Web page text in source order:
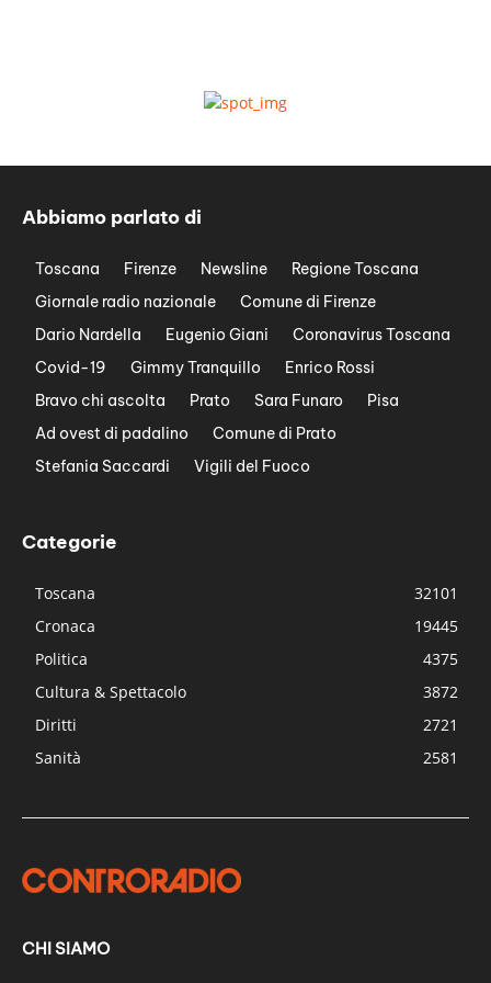
Abbiamo parlato di
Toscana Firenze Newsline
Regione Toscana
Giornale radio nazionale
Comune di Firenze
Dario Nardella
Eugenio Giani
Coronavirus Toscana
Covid-19
Gimmy Tranquillo
Enrico Rossi
Bravo chi ascolta
Prato Sara Funaro
Pisa
Ad ovest di padalino
Comune di Prato
Stefania Saccardi
Vigili del Fuoco
Categorie
Toscana
32101
Cronaca
19445
Politica
4375
Cultura & Spettacolo
3872
Diritti
2721
Sanità
2581
CHI SIAMO